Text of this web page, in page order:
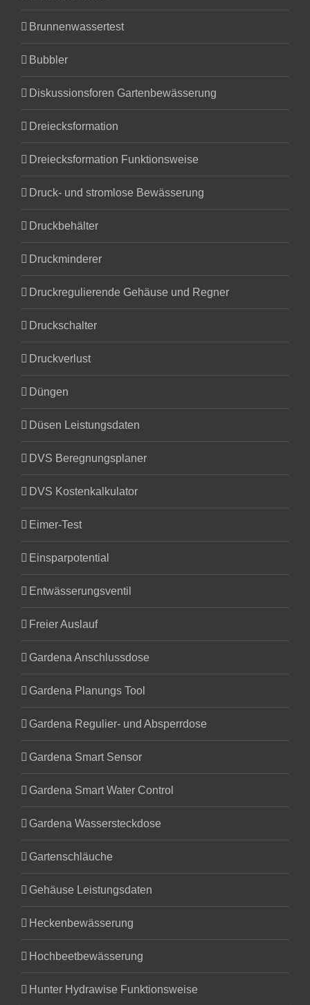
Brunnenwassertest
Bubbler
Diskussionsforen Gartenbewässerung
Dreiecksformation
Dreiecksformation Funktionsweise
Druck- und stromlose Bewässerung
Druckbehälter
Druckminderer
Druckregulierende Gehäuse und Regner
Druckschalter
Druckverlust
Düngen
Düsen Leistungsdaten
DVS Beregnungsplaner
DVS Kostenkalkulator
Eimer-Test
Einsparpotential
Entwässerungsventil
Freier Auslauf
Gardena Anschlussdose
Gardena Planungs Tool
Gardena Regulier- und Absperrdose
Gardena Smart Sensor
Gardena Smart Water Control
Gardena Wassersteckdose
Gartenschläuche
Gehäuse Leistungsdaten
Heckenbewässerung
Hochbeetbewässerung
Hunter Hydrawise Funktionsweise